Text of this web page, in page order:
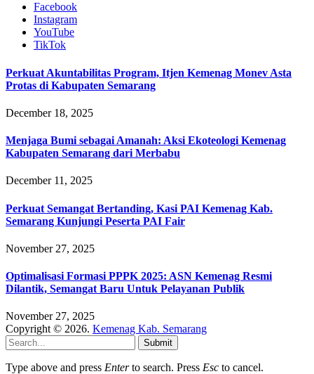
Facebook
Instagram
YouTube
TikTok
Perkuat Akuntabilitas Program, Itjen Kemenag Monev Asta
Protas di Kabupaten Semarang
December 18, 2025
Menjaga Bumi sebagai Amanah: Aksi Ekoteologi Kemenag
Kabupaten Semarang dari Merbabu
December 11, 2025
Perkuat Semangat Bertanding, Kasi PAI Kemenag Kab.
Semarang Kunjungi Peserta PAI Fair
November 27, 2025
Optimalisasi Formasi PPPK 2025: ASN Kemenag Resmi
Dilantik, Semangat Baru Untuk Pelayanan Publik
November 27, 2025
Copyright © 2026. Kemenag Kab. Semarang
Submit
Type above and press Enterto search. Press Esc to cancel.